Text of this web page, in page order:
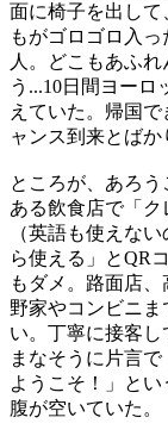
面に椅子を出し
もがゴロゴロ入
人。どこもあふ
う ...10日間ヨーロ
えていた。帰国
ャンス到来とばか
ところが、あろ
ある飲食店で「
（英語も使えな
ら使える」とQR
もダメ。路面店
野家やコンビニま
い。丁寧に接客
まなそうに片言で
ようこそ！」と
腹が空いていた。